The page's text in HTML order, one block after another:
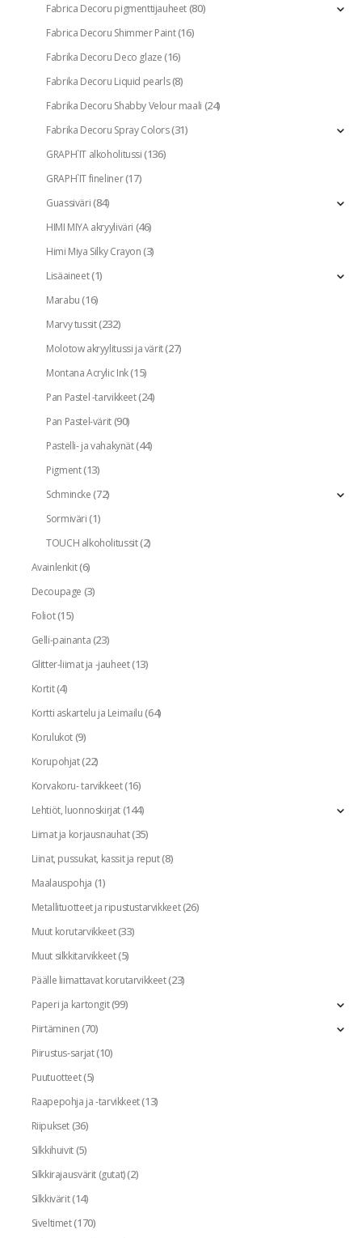
Fabrica Decoru pigmenttijauheet(80)
Fabrica Decoru Shimmer Paint(16)
Fabrika Decoru Deco glaze(16)
Fabrika Decoru Liquid pearls(8)
Fabrika Decoru Shabby Velour maali (24)
Fabrika Decoru Spray Colors(31)
GRAPH`IT alkoholitussi(136)
GRAPH`IT fineliner(17)
Guassiväri(84)
HIMI MIYA akryyliväri (46)
Himi Miya Silky Crayon(3)
Lisäaineet(1)
Marabu (16)
Marvy tussit(232)
Molotow akryylitussi ja värit(27)
Montana Acrylic Ink(15)
Pan Pastel -tarvikkeet(24)
Pan Pastel-värit(90)
Pastelli- ja vahakynät(44)
Pigment(13)
Schmincke(72)
Sormiväri(1)
TOUCH alkoholitussit(2)
Avainlenkit(6)
Decoupage (3)
Foliot(15)
Gelli-painanta(23)
Glitter-liimat ja -jauheet(13)
Kortit(4)
Kortti askartelu ja Leimailu(64)
Korulukot(9)
Korupohjat(22)
Korvakoru- tarvikkeet(16)
Lehtiöt, luonnoskirjat(144)
Liimat ja korjausnauhat(35)
Liinat, pussukat, kassit ja reput(8)
Maalauspohja (1)
Metallituotteet ja ripustustarvikkeet(26)
Muut korutarvikkeet(33)
Muut silkkitarvikkeet(5)
Päälle liimattavat korutarvikkeet(23)
Paperi ja kartongit(99)
Piirtäminen(70)
Piirustus-sarjat(10)
Puutuotteet(5)
Raapepohja ja -tarvikkeet(13)
Riipukset(36)
Silkkihuivit(5)
Silkkirajausvärit (gutat)(2)
Silkkivärit(14)
Siveltimet(170)